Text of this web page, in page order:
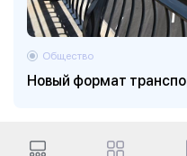
Новый формат
Общество